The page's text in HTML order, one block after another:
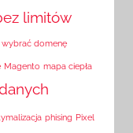
limitów
wybrać domenę
Magento mapa ciepła
phising Pixel